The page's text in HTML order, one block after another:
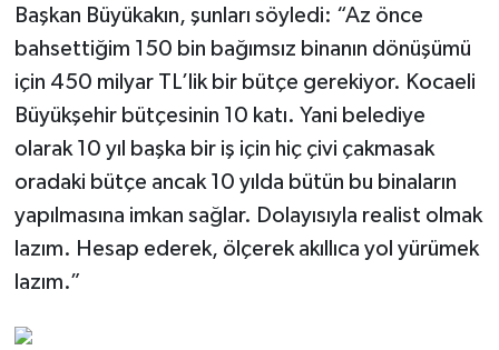
Başkan Büyükakın, şunları söyledi: “Az önce
bahsettiğim 150 bin bağımsız binanın dönüşümü
için 450 milyar TL’lik bir bütçe gerekiyor. Kocaeli
Büyükşehir bütçesinin 10 katı. Yani belediye
olarak 10 yıl başka bir iş için hiç çivi çakmasak
oradaki bütçe ancak 10 yılda bütün bu binaların
yapılmasına imkan sağlar. Dolayısıyla realist olmak
lazım. Hesap ederek, ölçerek akıllıca yol yürümek
lazım.”